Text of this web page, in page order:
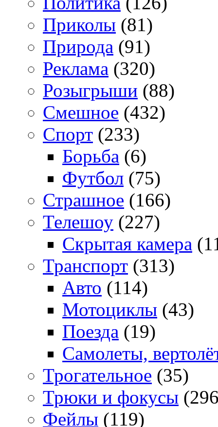
Приколы (81)
Природа (91)
Реклама (320)
Розыгрыши (88)
Смешное (432)
Спорт (233)
Борьба (6)
Футбол (75)
Страшное (166)
Телешоу (227)
Скрытая камера
Транспорт (313)
Авто (114)
Мотоциклы (43)
Поезда (19)
Самолеты,
Трогательное (35)
Трюки и фокусы
Фейлы (119)